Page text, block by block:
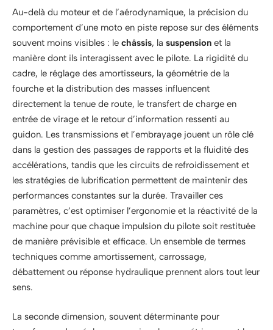
Au-delà du moteur et de l’aérodynamique, la précision du
comportement d’une moto en piste repose sur des éléments
souvent moins visibles : le châssis, la suspension et la
manière dont ils interagissent avec le pilote. La rigidité du
cadre, le réglage des amortisseurs, la géométrie de la
fourche et la distribution des masses influencent
directement la tenue de route, le transfert de charge en
entrée de virage et le retour d’information ressenti au
guidon. Les transmissions et l’embrayage jouent un rôle clé
dans la gestion des passages de rapports et la fluidité des
accélérations, tandis que les circuits de refroidissement et
les stratégies de lubrification permettent de maintenir des
performances constantes sur la durée. Travailler ces
paramètres, c’est optimiser l’ergonomie et la réactivité de la
machine pour que chaque impulsion du pilote soit restituée
de manière prévisible et efficace. Un ensemble de termes
techniques comme amortissement, carrossage,
débattement ou réponse hydraulique prennent alors tout leur
sens.
La seconde dimension, souvent déterminante pour